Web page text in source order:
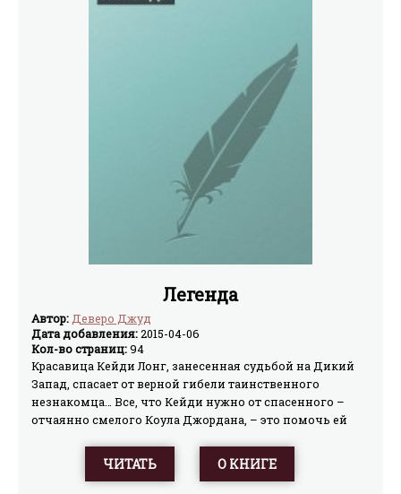
Легенда
Автор: Деверо Джуд
Дата добавления:2015-04-06
Кол-во страниц:94
Красавица Кейди Лонг, занесенная судьбой на Дикий
Запад, спасает от верной гибели таинственного
незнакомца… Все, что Кейди нужно от спасенного –
отчаянно смелого Коула Джордана, – это помочь ей
Однако склонного к авантюрам Коула, с первого
взгляда влюбившегося в Кейди, совсем не устраивает
ЧИТАТЬ О КНИГЕ